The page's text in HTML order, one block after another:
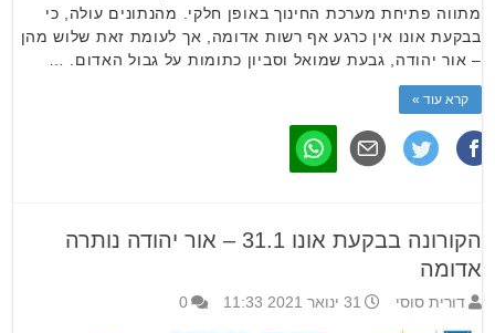
מתווה פתיחת מערכת החינוך באופן חלקי. מהנתונים עולה, כי
בבקעת אונו אין כרגע אף רשות אדומה, אך לעומת זאת שלוש מהן
– אור יהודה, גבעת שמואל וסביון כתומות על גבול האדום. …
קרא עוד »
הקורונה בבקעת אונו 31.1 – אור יהודה נותרה
אדומה
דורית סוסי 31 ינואר 2021 11:33 0